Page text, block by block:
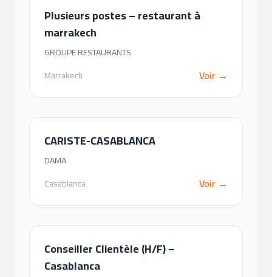
Plusieurs postes – restaurant à
marrakech
GROUPE RESTAURANTS
Marrakech
Voir →
CARISTE-CASABLANCA
DAMA
Casablanca
Voir →
Conseiller Clientèle (H/F) –
Casablanca